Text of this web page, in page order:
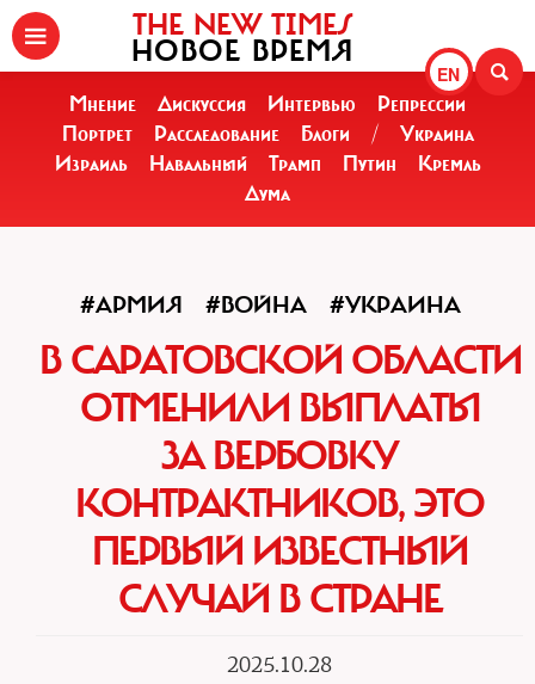
EN
THE NEW TIMES
НОВОЕ ВРЕМЯ
Мнение Дискуссия Интервью
Репрессии
Портрет
Расследование Блоги /
Украина
Израиль
Навальный Трамп Путин
Кремль
Дума
#АРМИЯ #ВОЙНА #УКРАИНА
В САРАТОВСКОЙ ОБЛАСТИ
ОТМЕНИЛИ ВЫПЛАТЫ
ЗА ВЕРБОВКУ
КОНТРАКТНИКОВ, ЭТО
ПЕРВЫЙ ИЗВЕСТНЫЙ
СЛУЧАЙ В СТРАНЕ
2025.10.28